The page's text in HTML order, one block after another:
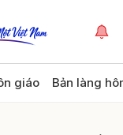
giáo Bản làng